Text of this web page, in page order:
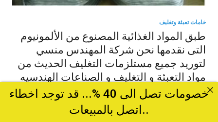
خامات تعبئة وتغليف
طبق المواد الغذائية المصنوع من الألمونيوم
التى نقدمها نحن شركة المهندس منسي
لتوريد جميع مستلزمات التغليف الحديث من
مواد التعبئة و التغليف و الصناعات الهندسيه
– ام تو باك
خصومات تصل الى 40 %... قد توجد اخطاء
..اتصل بالمبيعات